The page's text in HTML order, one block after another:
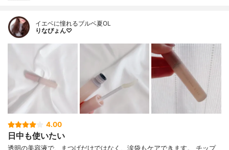
イエベに憧れるブルベ夏OL
りなぴょん♡
4.00
日中も使いたい
透明の美容液で、まつげだけではなく、涙袋もケアできます。 チップ